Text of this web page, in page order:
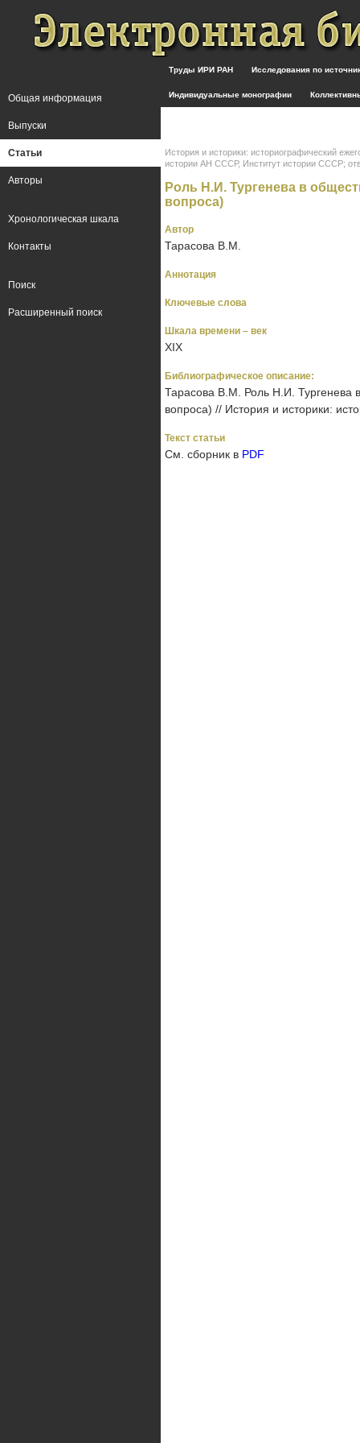
Труды ИРИ РАН Исследования по
Индивидуальные монографии
История и историки: историографический
истории АН СССР, Институт истории СССР;
Роль Н.И. Тургенева в
вопроса)
Автор
Тарасова B.М.
Аннотация
Ключевые слова
Шкала времени – век
XIX
Библиографическое описание:
Тарасова B.М. Роль Н.И. Тургенева
вопроса) // История и историки:
Текст статьи
См. сборник в PDF
Общая информация
Выпуски
Статьи
Авторы
Хронологическая шкала
Контакты
Поиск
Расширенный поиск